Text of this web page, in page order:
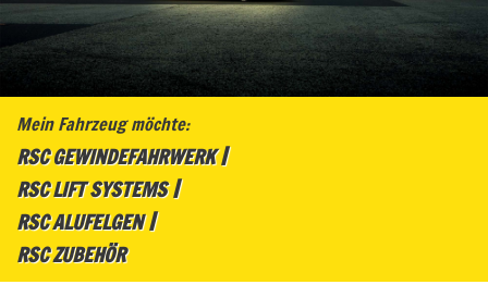
Mein Fahrzeug möchte:
RSC GEWINDEFAHRWERK
RSC LIFT SYSTEMS
RSC ALUFELGEN
RSC ZUBEHÖR